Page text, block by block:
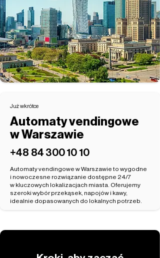
Już wkrótce
Automaty vendingowe
w Warszawie
‭+48 84 300 10 10‬
Automaty vendingowe w Warszawie to wygodne
i nowoczesne rozwiązanie dostępne 24/7
w kluczowych lokalizacjach miasta. Oferujemy
szeroki wybór przekąsek, napojów i kawy,
idealnie dopasowanych do lokalnych potrzeb.